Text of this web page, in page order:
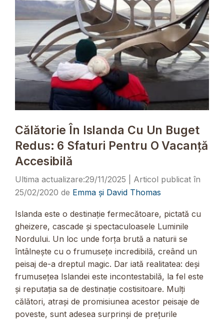
Călătorie În Islanda Cu Un Buget
Redus: 6 Sfaturi Pentru O Vacanță
Accesibilă
29/11/2025
25/02/2020 de Emma și David Thomas
Islanda este o destinație fermecătoare, pictată cu
gheizere, cascade și spectaculoasele Luminile
Nordului. Un loc unde forța brută a naturii se
întâlnește cu o frumusețe incredibilă, creând un
peisaj de-a dreptul magic. Dar iată realitatea: deși
frumusețea Islandei este incontestabilă, la fel este
și reputația sa de destinație costisitoare. Mulți
călători, atrași de promisiunea acestor peisaje de
poveste, sunt adesea surprinși de prețurile